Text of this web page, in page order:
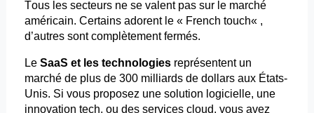
Tous les secteurs ne se valent pas sur le marché
américain. Certains adorent le « French touch« ,
d’autres sont complètement fermés.
Le SaaS et les technologiesreprésentent un
marché de plus de 300 milliards de dollars aux États-
Unis. Si vous proposez une solution logicielle, une
innovation tech, ou des services cloud, vous avez